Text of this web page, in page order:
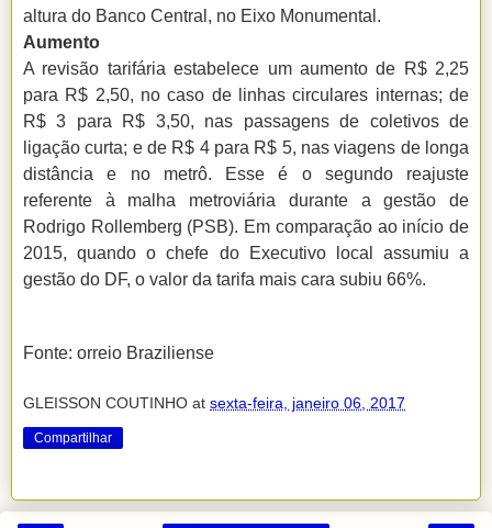
altura do Banco Central, no Eixo Monumental.
Aumento
A revisão tarifária estabelece um aumento de R$ 2,25
para R$ 2,50, no caso de linhas circulares internas; de
R$ 3 para R$ 3,50, nas passagens de coletivos de
ligação curta; e de R$ 4 para R$ 5, nas viagens de longa
distância e no metrô. Esse é o segundo reajuste
referente à malha metroviária durante a gestão de
Rodrigo Rollemberg (PSB). Em comparação ao início de
2015, quando o chefe do Executivo local assumiu a
gestão do DF, o valor da tarifa mais cara subiu 66%.
Fonte: orreio Braziliense
GLEISSON COUTINHO at sexta-feira, janeiro 06, 2017
Compartilhar